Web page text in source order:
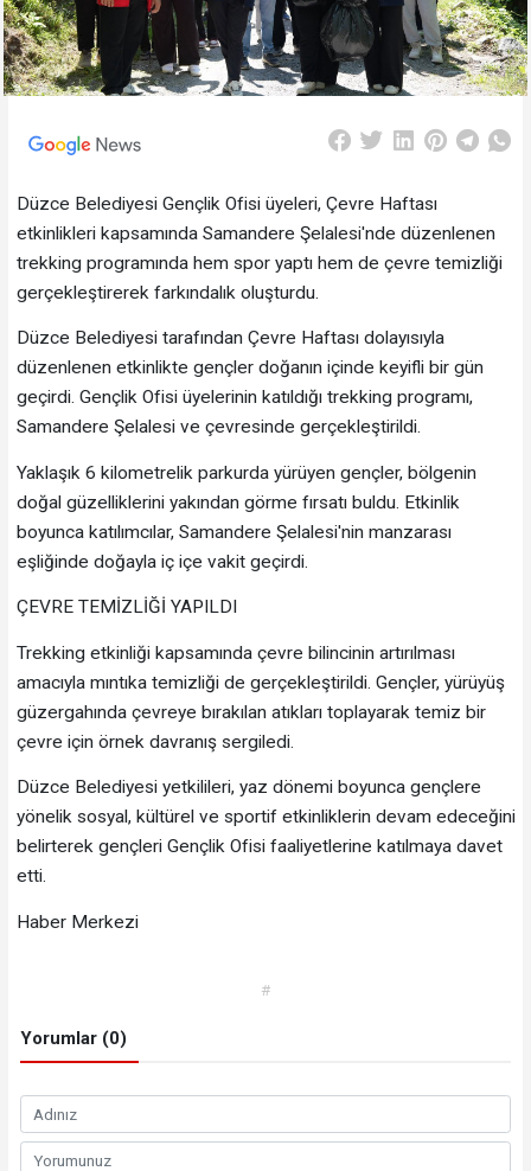
Düzce Belediyesi Gençlik Ofisi üyeleri, Çevre Haftası
etkinlikleri kapsamında Samandere Şelalesi'nde düzenlenen
trekking programında hem spor yaptı hem de çevre temizliği
gerçekleştirerek farkındalık oluşturdu.
Düzce Belediyesi tarafından Çevre Haftası dolayısıyla
düzenlenen etkinlikte gençler doğanın içinde keyifli bir gün
geçirdi. Gençlik Ofisi üyelerinin katıldığı trekking programı,
Samandere Şelalesi ve çevresinde gerçekleştirildi.
Yaklaşık 6 kilometrelik parkurda yürüyen gençler, bölgenin
doğal güzelliklerini yakından görme fırsatı buldu. Etkinlik
boyunca katılımcılar, Samandere Şelalesi'nin manzarası
eşliğinde doğayla iç içe vakit geçirdi.
ÇEVRE TEMİZLİĞİ YAPILDI
Trekking etkinliği kapsamında çevre bilincinin artırılması
amacıyla mıntıka temizliği de gerçekleştirildi. Gençler, yürüyüş
güzergahında çevreye bırakılan atıkları toplayarak temiz bir
çevre için örnek davranış sergiledi.
Düzce Belediyesi yetkilileri, yaz dönemi boyunca gençlere
yönelik sosyal, kültürel ve sportif etkinliklerin devam edeceğini
belirterek gençleri Gençlik Ofisi faaliyetlerine katılmaya davet
etti.
Haber Merkezi
#
Yorumlar (0)